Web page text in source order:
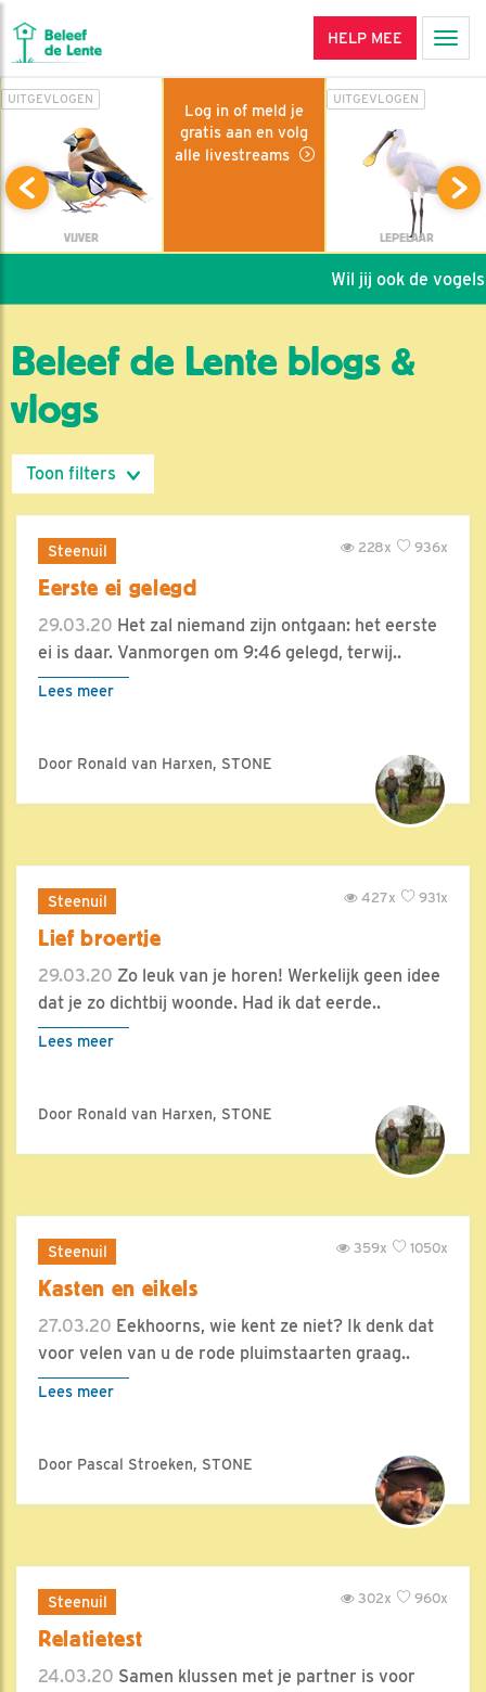
HELP MEE
UITGEVLOGEN
VIJVER
Log in of meld je
gratis aan en volg
alle livestreams
UITGEVLOGEN
LEPELAAR
Wil jij ook de vogels
Beleef de Lente blogs &
vlogs
Steenuil 936x
228x
Eerste ei gelegd
29.03.20 Het zal niemand zijn ontgaan: het eerste
ei is daar. Vanmorgen om 9:46 gelegd, terwij..
Lees meer
Door Ronald van Harxen, STONE
Steenuil 931x
427x
Lief broertje
29.03.20 Zo leuk van je horen! Werkelijk geen idee
dat je zo dichtbij woonde. Had ik dat eerde..
Lees meer
Door Ronald van Harxen, STONE
Steenuil 1050x
359x
Kasten en eikels
27.03.20 Eekhoorns, wie kent ze niet? Ik denk dat
voor velen van u de rode pluimstaarten graag..
Lees meer
Door Pascal Stroeken, STONE
Steenuil 960x
302x
Relatietest
24.03.20 Samen klussen met je partner is voor